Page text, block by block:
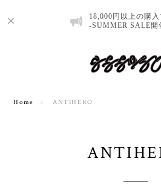
18,000円以上の購入
-SUMMER SALE開
Home ANTIHERO